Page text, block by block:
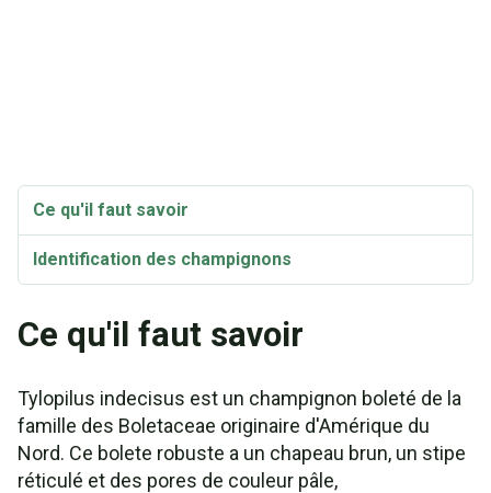
Ce qu'il faut savoir
Identification des champignons
Ce qu'il faut savoir
Tylopilus indecisus est un champignon boleté de la
famille des Boletaceae originaire d'Amérique du
Nord. Ce bolete robuste a un chapeau brun, un stipe
réticulé et des pores de couleur pâle,